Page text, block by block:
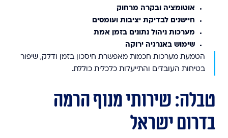
אוטומציה ובקרה מרחוק
חיישנים לבדיקת יציבות ועומסים
מערכות ניהול נתונים בזמן אמת
שימוש באנרגיה ירוקה
הטמעת מערכות חכמות מאפשרת חיסכון בזמן ודלק, שיפור
בטיחות העובדים והתייעלות כלכלית כוללת.
טבלה: שירותי מנוף הרמה
בדרום ישראל